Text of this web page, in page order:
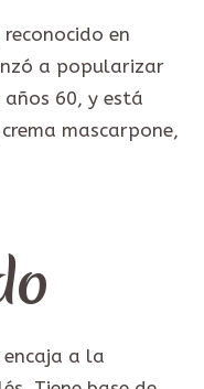
en
a popularizar
60, y está
mascarpone,
a la